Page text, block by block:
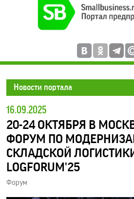
Новости портала
16.09.2025
20-24 ОКТЯБРЯ В
ФОРУМ ПО
СКЛАДСКОЙ
LOGFORUM'25
Форум